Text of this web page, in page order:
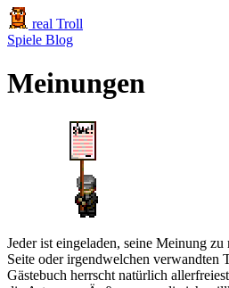
real Troll
Spiele Blog
Meinungen
Jeder ist eingeladen, seine Meinung
Seite oder irgendwelchen verwandten
Gästebuch herrscht natürlich